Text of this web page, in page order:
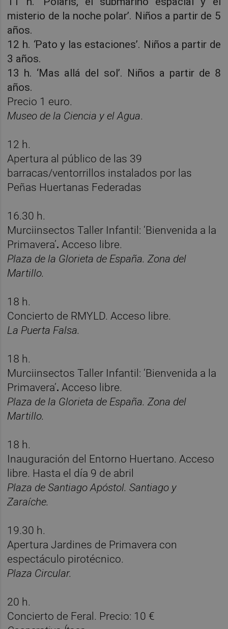
misterio de la noche polar’. Niños a partir de 5
años.
12 h. ‘Pato y las estaciones’. Niños a partir de
3 años.
13 h. ‘Mas allá del sol’. Niños a partir de 8
años.
Precio 1 euro.
Museo de la Ciencia y el Agua.
12 h.
Apertura al público de las 39
barracas/ventorrillos instalados por las
Peñas Huertanas Federadas
16.30 h.
Murciinsectos Taller Infantil: ‘Bienvenida a la
Primavera’.Acceso libre.
Plaza de la Glorieta de España. Zona del
Martillo.
18 h.
Concierto de RMYLD. Acceso libre.
La Puerta Falsa.
18 h.
Murciinsectos Taller Infantil: ‘Bienvenida a la
Primavera’.Acceso libre.
Plaza de la Glorieta de España. Zona del
Martillo.
18 h.
Inauguración del Entorno Huertano. Acceso
libre. Hasta el día 9 de abril
Plaza de Santiago Apóstol. Santiago y
Zaraíche.
19.30 h.
Apertura Jardines de Primavera con
espectáculo pirotécnico.
Plaza Circular.
20 h.
Concierto de Feral. Precio: 10 €